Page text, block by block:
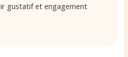
gustatif et engagement